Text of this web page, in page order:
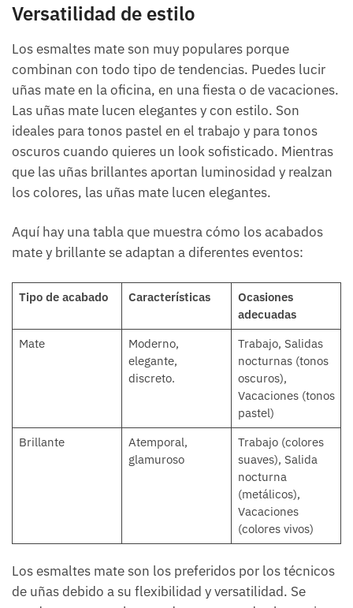
Versatilidad de estilo
Los esmaltes mate son muy populares porque
combinan con todo tipo de tendencias. Puedes lucir
uñas mate en la oficina, en una fiesta o de vacaciones.
Las uñas mate lucen elegantes y con estilo. Son
ideales para tonos pastel en el trabajo y para tonos
oscuros cuando quieres un look sofisticado. Mientras
que las uñas brillantes aportan luminosidad y realzan
los colores, las uñas mate lucen elegantes.
Aquí hay una tabla que muestra cómo los acabados
mate y brillante se adaptan a diferentes eventos:
Tipo de acabado Características
Ocasiones
adecuadas
Mate
Moderno,
elegante,
discreto.
Trabajo, Salidas
nocturnas (tonos
oscuros),
Vacaciones (tonos
pastel)
Brillante
Atemporal,
glamuroso
Trabajo (colores
suaves), Salida
nocturna
(metálicos),
Vacaciones
(colores vivos)
Los esmaltes mate son los preferidos por los técnicos
de uñas debido a su flexibilidad y versatilidad. Se